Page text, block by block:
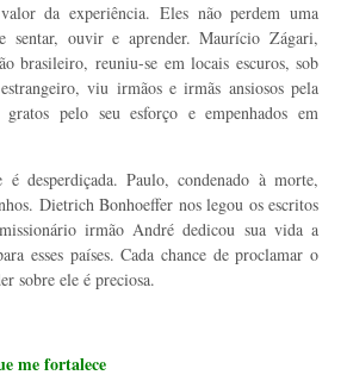
da experiência. Eles não perdem uma
sentar, ouvir e aprender. Maurício Zágari,
brasileiro, reuniu-se em locais escuros, sob
viu irmãos e irmãs ansiosos pela
gratos pelo seu esforço e empenhados em
é desperdiçada. Paulo, condenado à morte,
Dietrich Bonhoeffer nos legou os escritos
irmão André dedicou sua vida a
esses países. Cada chance de proclamar o
sobre ele é preciosa.
me fortalece